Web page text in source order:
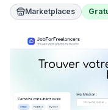
Orus
Abby
Marketplaces